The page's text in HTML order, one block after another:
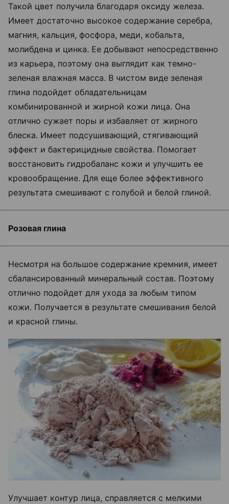
Такой цвет получила благодаря оксиду железа.
Имеет достаточно высокое содержание серебра,
магния, кальция, фосфора, меди, кобальта,
молибдена и цинка. Ее добывают непосредственно
из карьера, поэтому она выглядит как темно-
зеленая влажная масса. В чистом виде зеленая
глина подойдет обладательницам
комбинированной и жирной кожи лица. Она
отлично сужает поры и избавляет от жирного
блеска. Имеет подсушивающий, стягивающий
эффект и бактерицидные свойства. Помогает
восстановить гидробаланс кожи и улучшить ее
кровообращение. Для еще более эффективного
результата смешивают с голубой и белой глиной.
Розовая глина
Несмотря на большое содержание кремния, имеет
сбалансированный минеральный состав. Поэтому
отлично подойдет для ухода за любым типом
кожи. Получается в результате смешивания белой
и красной глины.
Улучшает контур лица, справляется с мелкими